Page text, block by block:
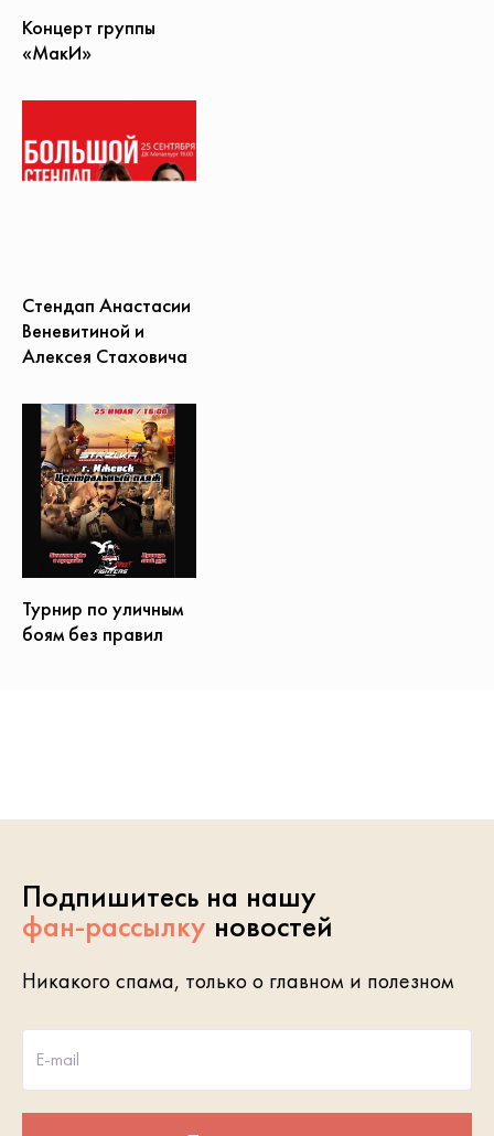
Концерт группы
«МакИ»
Стендап Анастасии
Веневитиной и
Алексея Стаховича
Турнир по уличным
боям без правил
Подпишитесь на нашу
фан-рассылку новостей
Никакого спама, только о главном и полезном
E-mail